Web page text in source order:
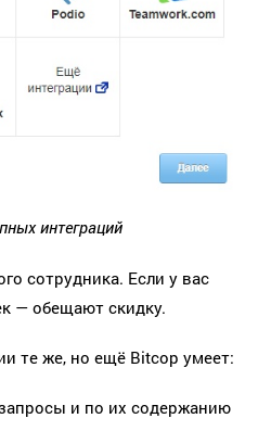
интеграций
сотрудника. Если у вас
— обещают скидку.
те же, но ещё Bitcop умеет:
и по их содержанию